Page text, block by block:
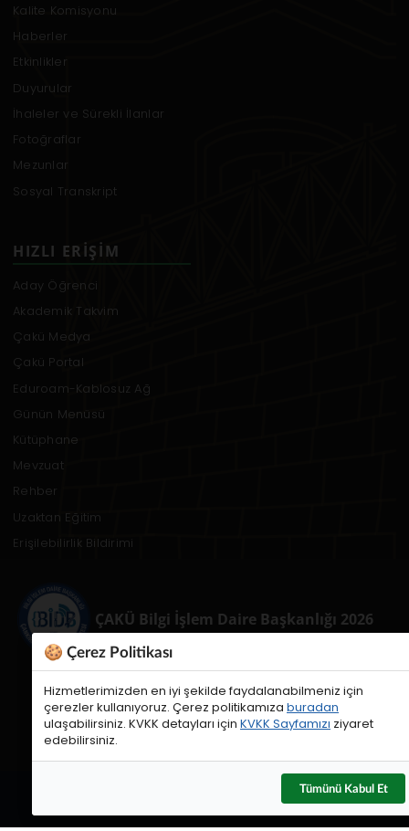
Kalite Komisyonu
Haberler
Etkinlikler
Duyurular
İhaleler ve Sürekli İlanlar
Fotoğraflar
Mezunlar
Sosyal Transkript
HIZLI ERIŞIM
Aday Öğrenci
Akademik Takvim
Çakü Medya
Çakü Portal
Eduroam-Kablosuz Ağ
Günün Menüsü
Kütüphane
Mevzuat
Rehber
Uzaktan Eğitim
Erişilebilirlik Bildirimi
ÇAKÜ Bilgi İşlem Daire Başkanlığı 2026
🍪 Çerez Politikası
Hizmetlerimizden en iyi şekilde faydalanabilmeniz için
çerezler kullanıyoruz. Çerez politikamıza buradan
ulaşabilirsiniz. KVKK detayları için KVKK Sayfamızı ziyaret
edebilirsiniz.
Tümünü Kabul Et